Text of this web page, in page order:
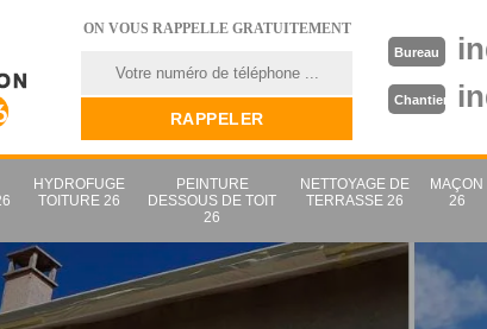
ON VOUS RAPPELLE GRATUITEMENT
Bureau
Chantier
HYDROFUGE
TOITURE 26
PEINTURE
DESSOUS DE TOIT
26
NETTOYAGE DE
TERRASSE 26
MAÇON
26